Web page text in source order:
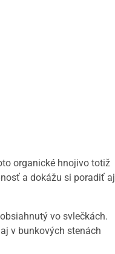
organické hnojivo totiž
a dokážu si poradiť aj
vo svlečkách.
v bunkových stenách